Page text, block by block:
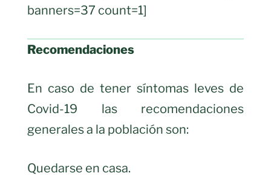
banners=37 count=1]
Recomendaciones
En caso de tener síntomas leves de
Covid-19 las recomendaciones
generales a la población son:
Quedarse en casa.